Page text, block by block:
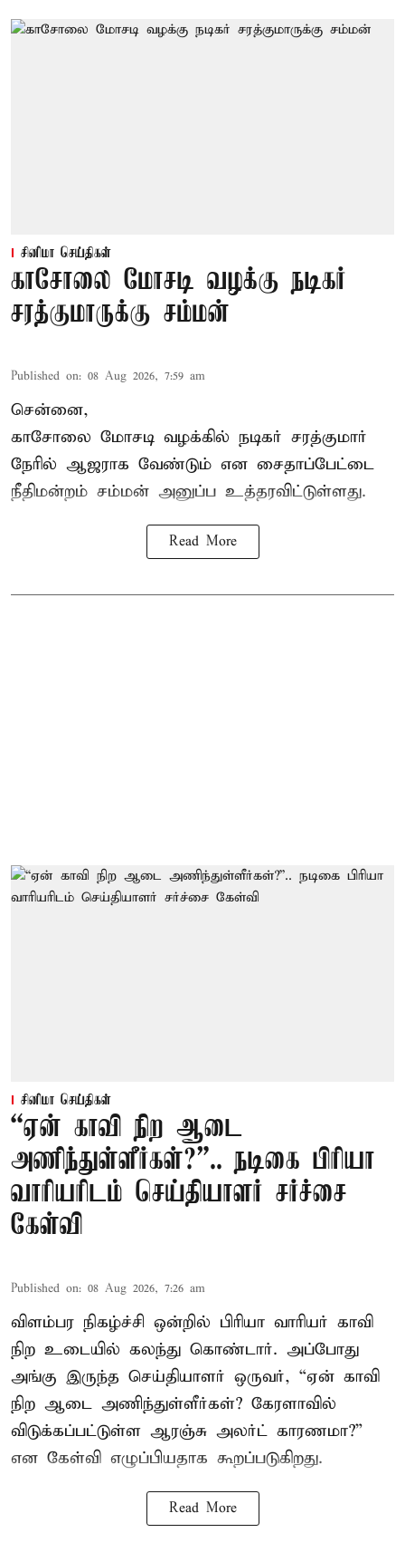
சினிமா செய்திகள்
காசோலை மோசடி வழக்கு நடிகர்
சரத்குமாருக்கு சம்மன்
Published on: 08 Aug 2026, 7:59 am
சென்னை,
காசோலை மோசடி வழக்கில் நடிகர் சரத்குமார்
நேரில் ஆஜராக வேண்டும் என சைதாப்பேட்டை
நீதிமன்றம் சம்மன் அனுப்ப உத்தரவிட்டுள்ளது.
Read More
சினிமா செய்திகள்
“ஏன் காவி நிற ஆடை
அணிந்துள்ளீர்கள்?”.. நடிகை பிரியா
வாரியரிடம் செய்தியாளர் சர்ச்சை
கேள்வி
Published on: 08 Aug 2026, 7:26 am
விளம்பர நிகழ்ச்சி ஒன்றில் பிரியா வாரியர் காவி
நிற உடையில் கலந்து கொண்டார். அப்போது
அங்கு இருந்த செய்தியாளர் ஒருவர், “ஏன் காவி
நிற ஆடை அணிந்துள்ளீர்கள்? கேரளாவில்
விடுக்கப்பட்டுள்ள ஆரஞ்சு அலர்ட் காரணமா?”
என கேள்வி எழுப்பியதாக கூறப்படுகிறது.
Read More